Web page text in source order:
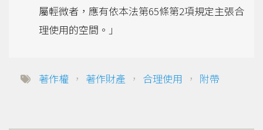
屬輕微者，應有依本法第65條第2項規定主張合
理使用的空間。」
著作權 ， 著作財產 ， 合理使用 ， 附帶